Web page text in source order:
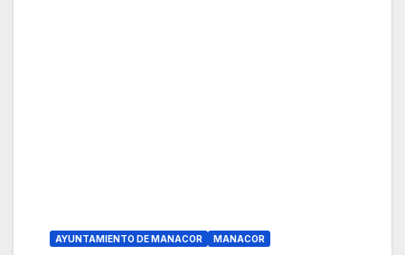
AYUNTAMIENTO DE MANACOR MANACOR